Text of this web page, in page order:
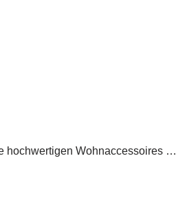
hochwertigen Wohnaccessoires …